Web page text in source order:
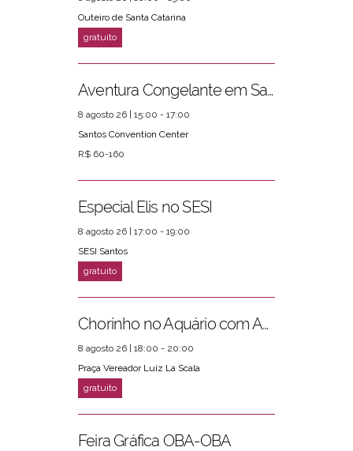
Outeiro de Santa Catarina
Aventura Congelante em Santos
8 agosto 26 | 15:00 - 17:00
Santos Convention Center
R$ 60-160
Especial Elis no SESI
8 agosto 26 | 17:00 - 19:00
SESI Santos
Chorinho no Aquário com Amigos da Música e Mari Torres
8 agosto 26 | 18:00 - 20:00
Praça Vereador Luiz La Scala
Feira Gráfica OBA-OBA